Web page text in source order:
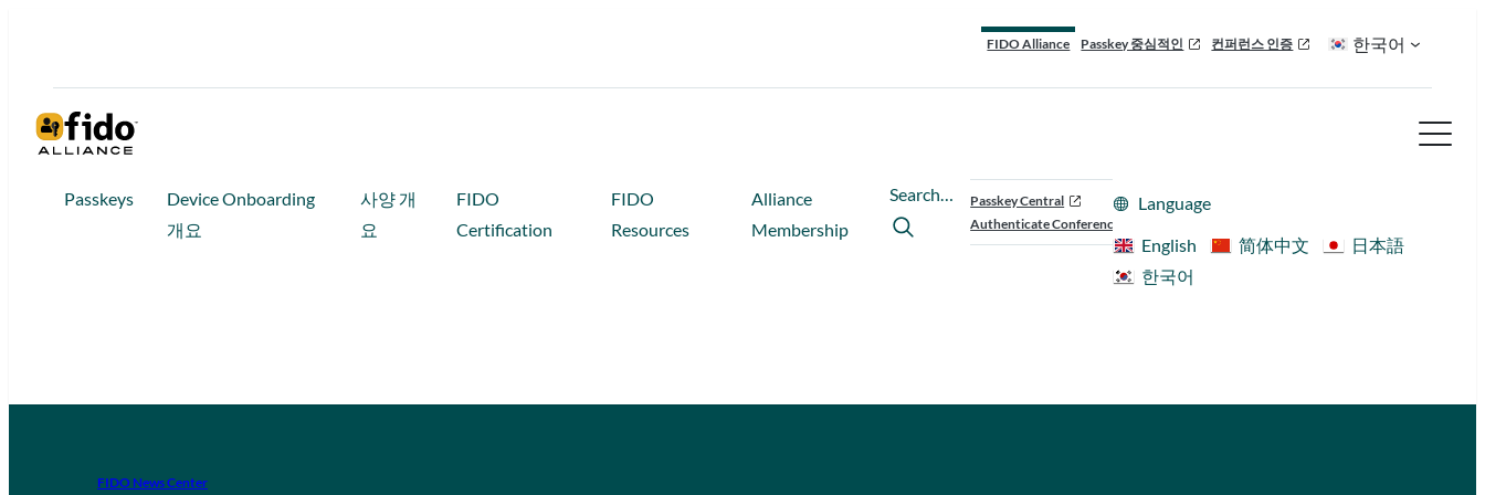
FIDO Alliance Passkey 중심적인 컨퍼런스 인증 한국어
Passkeys
Device Onboarding
개요
사양 개
요
FIDO
Certification
FIDO
Resources
Alliance
Membership
Search…
Passkey Central
Authenticate Conference
Language
English
简体中文
日本語
한국어
FIDO News Center